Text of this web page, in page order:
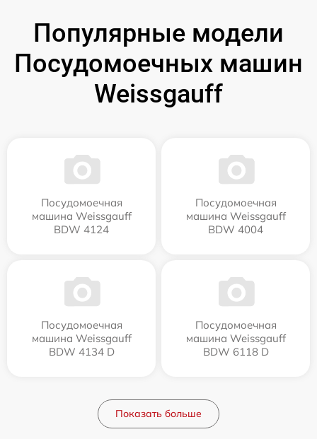
Популярные модели
Посудомоечных машин
Weissgauff
Посудомоечная
машина Weissgauff
BDW 4124
Посудомоечная
машина Weissgauff
BDW 4004
Посудомоечная
машина Weissgauff
BDW 4134 D
Посудомоечная
машина Weissgauff
BDW 6118 D
Показать больше